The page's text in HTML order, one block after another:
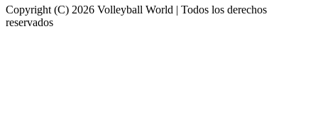
Copyright (C) 2026 Volleyball World | Todos los derechos
reservados